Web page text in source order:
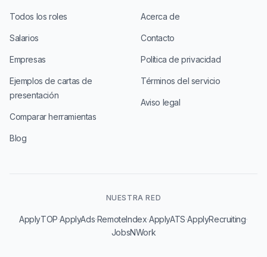
Todos los roles
Salarios
Empresas
Ejemplos de cartas de
presentación
Comparar herramientas
Blog
Acerca de
Contacto
Política de privacidad
Términos del servicio
Aviso legal
NUESTRA RED
ApplyTOP·ApplyAds·RemoteIndex·ApplyATS·ApplyRecruiting·
JobsNWork